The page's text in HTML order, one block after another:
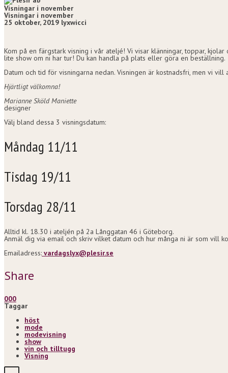
Visningar i november
Visningar i november
25 oktober, 2019 lyxwicci
Kom på en färgstark visning i vår ateljé! Vi visar klänningar, toppar,
lite show om ni har tur! Du kan handla på plats eller göra en beställning.
Datum och tid för visningarna nedan. Visningen är kostnadsfri, men vi
Hjärtligt välkomna!
Marianne Sköld Maniette
designer
Välj bland dessa 3 visningsdatum:
Måndag 11/11
Tisdag 19/11
Torsdag 28/11
Alltid kl. 18.30 i ateljén på 2a Långgatan 46 i Göteborg.
Anmäl dig via email och skriv vilket datum och hur många ni är som vill
Emailadress: vardagslyx@plesir.se
Share
000
Taggar
höst
mode
modevisning
show
vin och tilltugg
Visning